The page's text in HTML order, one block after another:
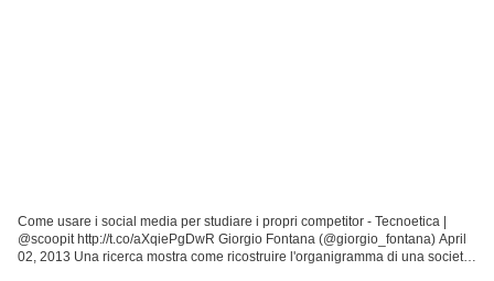
Come usare i social media per studiare i propri competitor - Tecnoetica |
@scoopit http://t.co/aXqiePgDwR Giorgio Fontana (@giorgio_fontana) April
02, 2013 Una ricerca mostra come ricostruire l'organigramma di una società